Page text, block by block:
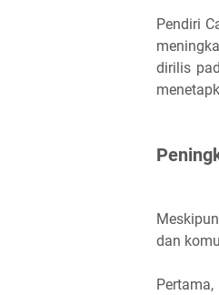
Pendiri
dirilis
dan